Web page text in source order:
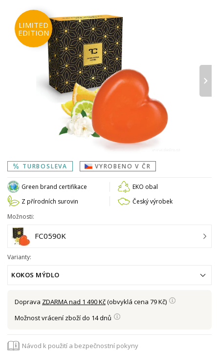
LIMITED
EDITION
›
TURBOSLEVA VYROBENO V ČR
Green brand certifikace
EKO obal
Z přírodních surovin
Český výrobek
Možnosti:
FC0590K
Varianty:
KOKOS MÝDLO
Doprava ZDARMA nad 1 490 Kč(obvyklá cena 79 Kč)
Možnost vrácení zboží do 14 dnů
Návod k použití a bezpečnostní pokyny